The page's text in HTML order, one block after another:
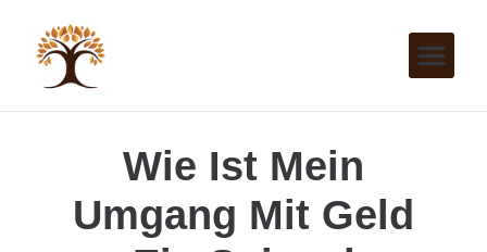
Wie Ist Mein
Umgang Mit Geld